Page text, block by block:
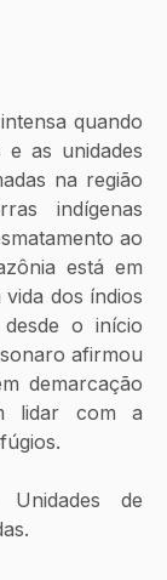
quando
e as unidades
na região
indígenas
ao
está em
dos índios
o início
afirmou
demarcação
lidar com a
de